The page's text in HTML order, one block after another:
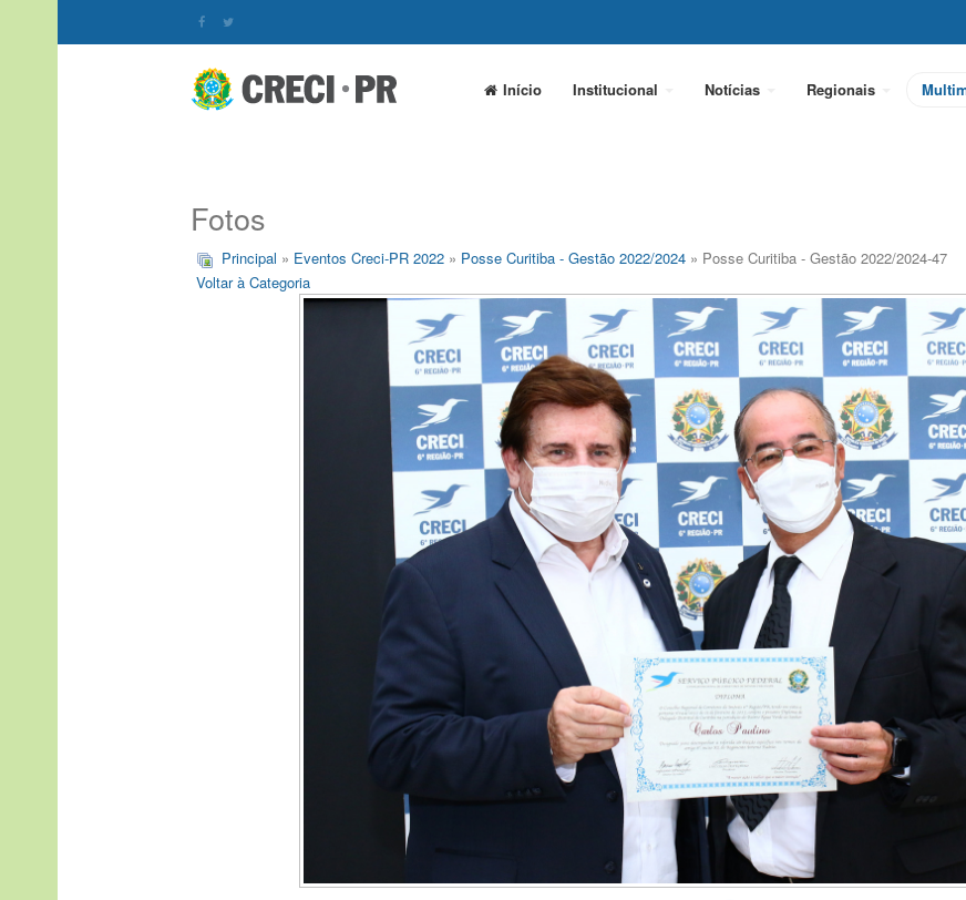
Início Institucional Notícias Regionais
Fotos
Principal » Eventos Creci-PR 2022 » Posse Curitiba - Gestão 2022/2024 » Posse Curitiba - Gestão 2022/2024-47
Voltar à Categoria